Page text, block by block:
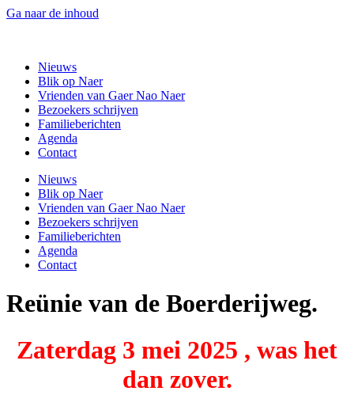
Ga naar de inhoud
Nieuws
Blik op Naer
Vrienden van Gaer Nao Naer
Bezoekers schrijven
Familieberichten
Agenda
Contact
Nieuws
Blik op Naer
Vrienden van Gaer Nao Naer
Bezoekers schrijven
Familieberichten
Agenda
Contact
Reünie van de Boerderijweg.
Zaterdag 3 mei 2025 , was het
dan zover.